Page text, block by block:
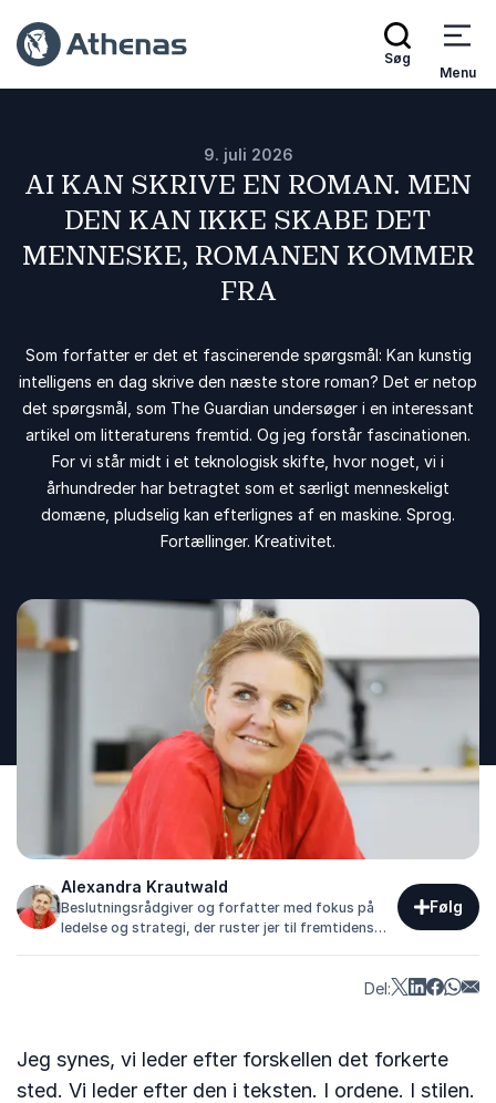
Søg
Menu
9. juli 2026
AI KAN SKRIVE EN ROMAN. MEN
DEN KAN IKKE SKABE DET
MENNESKE, ROMANEN KOMMER
FRA
Som forfatter er det et fascinerende spørgsmål: Kan kunstig
intelligens en dag skrive den næste store roman? Det er netop
det spørgsmål, som The Guardian undersøger i en interessant
artikel om litteraturens fremtid. Og jeg forstår fascinationen.
For vi står midt i et teknologisk skifte, hvor noget, vi i
århundreder har betragtet som et særligt menneskeligt
domæne, pludselig kan efterlignes af en maskine. Sprog.
Fortællinger. Kreativitet.
Alexandra Krautwald
Beslutningsrådgiver og forfatter med fokus på
ledelse og strategi, der ruster jer til fremtidens
Følg
Del:
Jeg synes, vi leder efter forskellen det forkerte
sted. Vi leder efter den i teksten. I ordene. I stilen.